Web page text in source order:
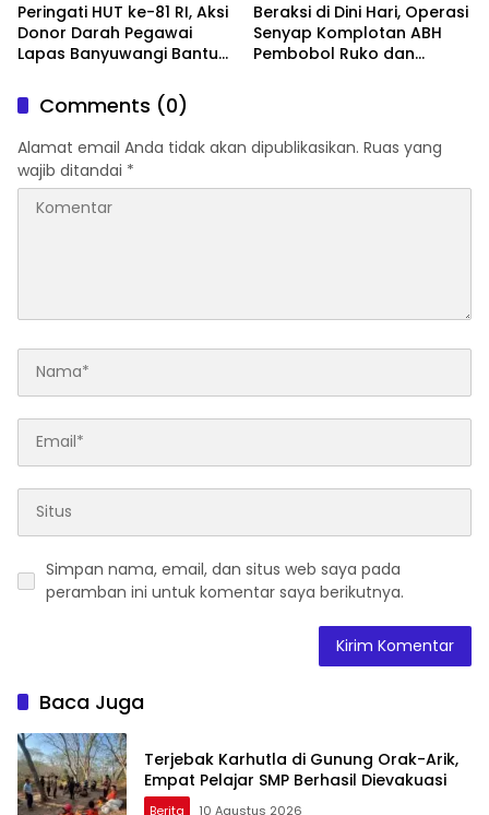
Peringati HUT ke-81 RI, Aksi
Donor Darah Pegawai
Lapas Banyuwangi Bantu
Beraksi di Dini Hari, Operasi
Senyap Komplotan ABH
Pembobol Ruko dan
Comments (0)
Alamat email Anda tidak akan dipublikasikan. Ruas yang
wajib ditandai *
Simpan nama, email, dan situs web saya pada
peramban ini untuk komentar saya berikutnya.
Baca Juga
Terjebak Karhutla di Gunung Orak-Arik,
Empat Pelajar SMP Berhasil Dievakuasi
Berita 10 Agustus 2026